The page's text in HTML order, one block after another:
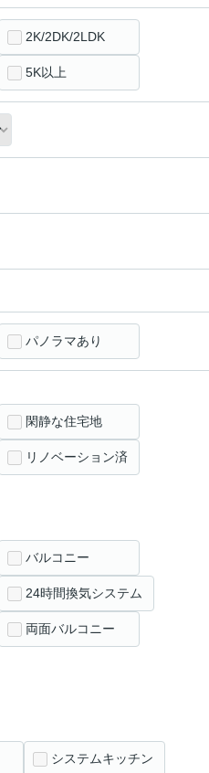
2K/2DK/2LDK
5K以上
パノラマあり
閑静な住宅地
リノベーション済
バルコニー
24時間換気システム
両面バルコニー
システムキッチン